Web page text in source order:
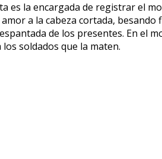
es la encargada de registrar el
a la cabeza cortada,
de los presentes. En el
soldados que la maten.